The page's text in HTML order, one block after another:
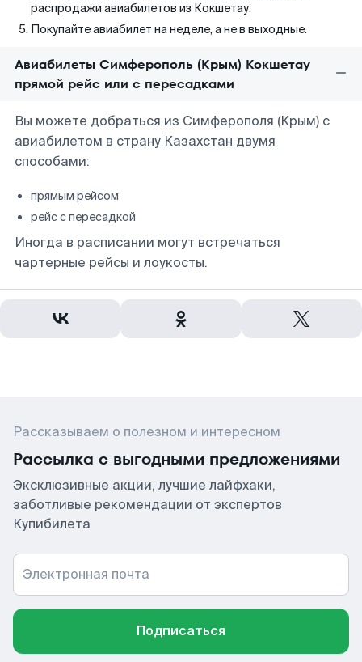
распродажи авиабилетов из Кокшетау.
Покупайте авиабилет на неделе, а не в выходные.
Авиабилеты Симферополь (Крым) Кокшетау
прямой рейс или с пересадками
Вы можете добраться из Симферополя (Крым) с
авиабилетом в страну Казахстан двумя
способами:
прямым рейсом
рейс с пересадкой
Иногда в расписании могут встречаться
чартерные рейсы и лоукосты.
Рассказываем о полезном и интересном
Рассылка с выгодными предложениями
Эксклюзивные акции, лучшие лайфхаки,
заботливые рекомендации от экспертов
Купибилета
Электронная почта
Подписаться